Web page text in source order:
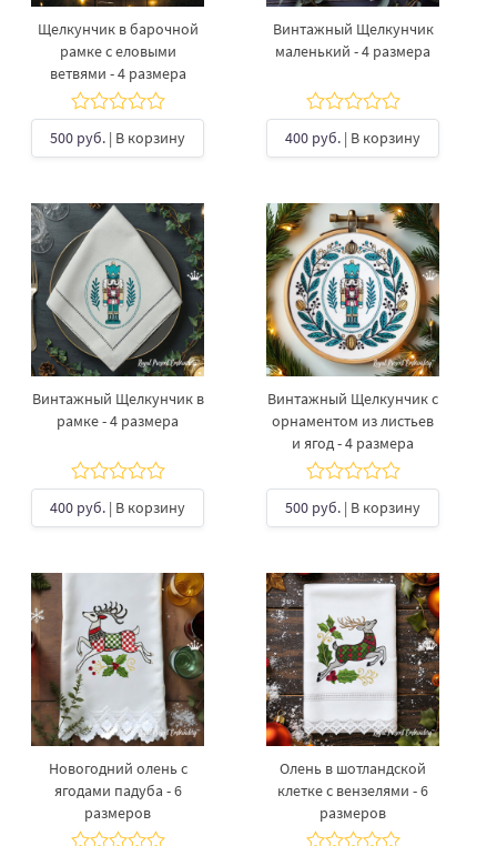
Щелкунчик в барочной
рамке с еловыми
ветвями - 4 размера
500 руб. | В корзину
Винтажный Щелкунчик
маленький - 4 размера
400 руб. | В корзину
Винтажный Щелкунчик в
рамке - 4 размера
400 руб. | В корзину
Винтажный Щелкунчик с
орнаментом из листьев
и ягод - 4 размера
500 руб. | В корзину
Новогодний олень с
ягодами падуба - 6
размеров
Олень в шотландской
клетке с вензелями - 6
размеров